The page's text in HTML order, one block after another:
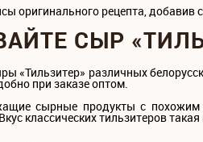
оригинального рецепта,
СЫР
«Тильзитер» различных
при заказе оптом.
сырные продукты с
классических тильзитеров